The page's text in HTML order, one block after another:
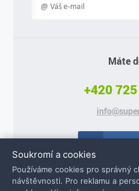
Máte
+420
Soukromí a cookies
Používáme cookies pro správný
návštěvnosti. Pro reklamu a